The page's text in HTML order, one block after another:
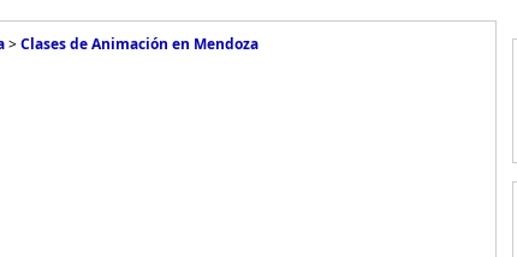
>Clases de Animación en Mendoza